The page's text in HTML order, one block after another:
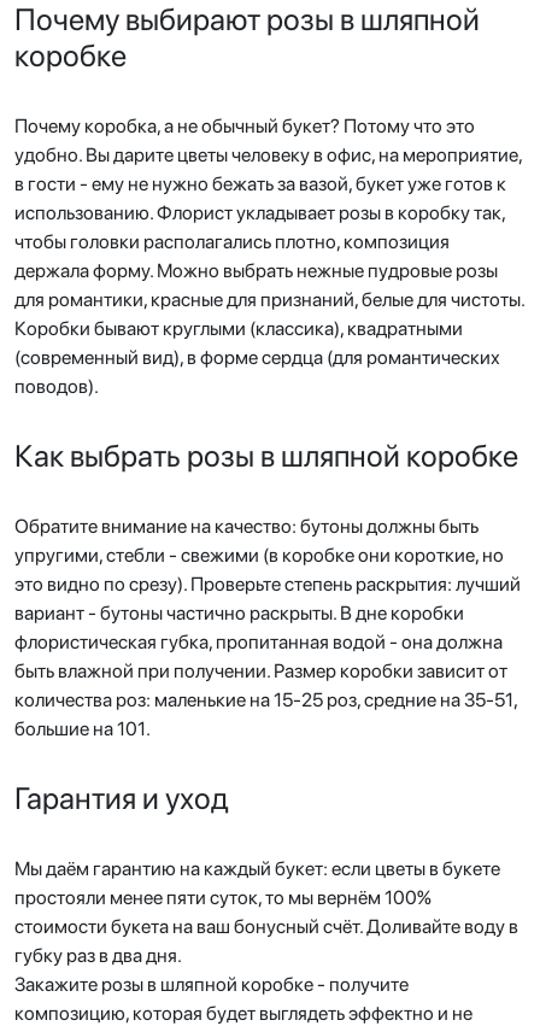
Почему выбирают розы в шляпной
коробке
Почему коробка, а не обычный букет? Потому что это
удобно. Вы дарите цветы человеку в офис, на мероприятие,
в гости - ему не нужно бежать за вазой, букет уже готов к
использованию. Флорист укладывает розы в коробку так,
чтобы головки располагались плотно, композиция
держала форму. Можно выбрать нежные пудровые розы
для романтики, красные для признаний, белые для чистоты.
Коробки бывают круглыми (классика), квадратными
(современный вид), в форме сердца (для романтических
поводов).
Как выбрать розы в шляпной коробке
Обратите внимание на качество: бутоны должны быть
упругими, стебли - свежими (в коробке они короткие, но
это видно по срезу). Проверьте степень раскрытия: лучший
вариант - бутоны частично раскрыты. В дне коробки
флористическая губка, пропитанная водой - она должна
быть влажной при получении. Размер коробки зависит от
количества роз: маленькие на 15-25 роз, средние на 35-51,
большие на 101.
Гарантия и уход
Мы даём гарантию на каждый букет: если цветы в букете
простояли менее пяти суток, то мы вернём 100%
стоимости букета на ваш бонусный счёт. Доливайте воду в
губку раз в два дня.
Закажите розы в шляпной коробке - получите
композицию, которая будет выглядеть эффектно и не